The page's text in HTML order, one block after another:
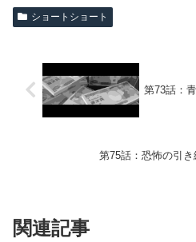
ショートショート
第73話：
第75話：恐怖の引き
関連記事